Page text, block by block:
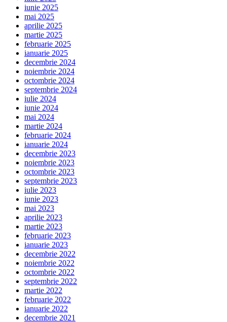
iunie 2025
mai 2025
aprilie 2025
martie 2025
februarie 2025
ianuarie 2025
decembrie 2024
noiembrie 2024
octombrie 2024
septembrie 2024
iulie 2024
iunie 2024
mai 2024
martie 2024
februarie 2024
ianuarie 2024
decembrie 2023
noiembrie 2023
octombrie 2023
septembrie 2023
iulie 2023
iunie 2023
mai 2023
aprilie 2023
martie 2023
februarie 2023
ianuarie 2023
decembrie 2022
noiembrie 2022
octombrie 2022
septembrie 2022
martie 2022
februarie 2022
ianuarie 2022
decembrie 2021